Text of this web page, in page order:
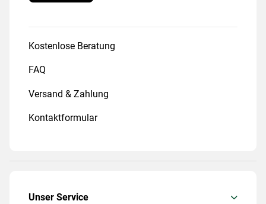
Kostenlose Beratung
FAQ
Versand & Zahlung
Kontaktformular
Unser Service